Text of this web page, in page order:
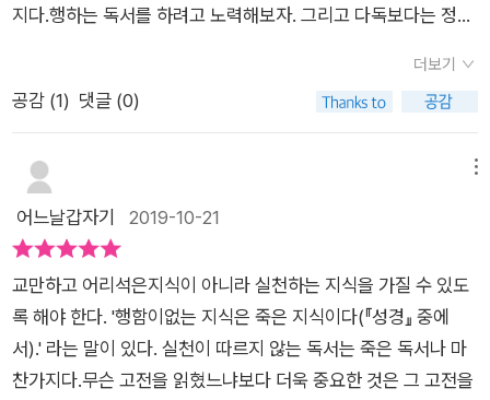
지다.행하는 독서를 하려고 노력해보자. 그리고 다독보다는 정독
새 정독하다가 다독으로 옮겨간 나를 다시 반성하자) 저학년, 중
학년, 고학년 각 단계별로 독서방법과 아이들의 특성을 알려주셨
각이 들었다.하루 10분씩 남은 인생동안 100권을 채울수 있을지
몰라도 노력해보자
더보기
공감 (1) 댓글 (0)
어느날갑자기 2019-10-21
교만하고 어리석은지식이 아니라 실천하는 지식을 가질 수 있도
록 해야 한다. '행함이없는 지식은 죽은 지식이다(『성경』 중에
서).' 라는 말이 있다. 실천이 따르지 않는 독서는 죽은 독서나 마
찬가지다.무슨 고전을 읽혔느냐보다 더욱 중요한 것은 그 고전을